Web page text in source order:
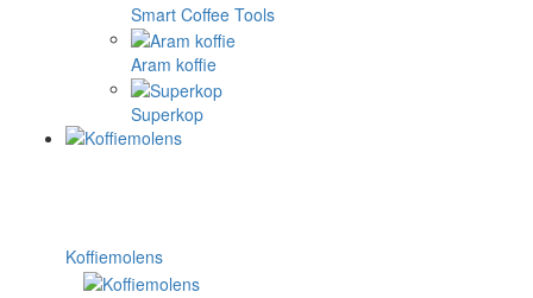
Smart Coffee Tools
Aram koffie
Superkop
Koffiemolens